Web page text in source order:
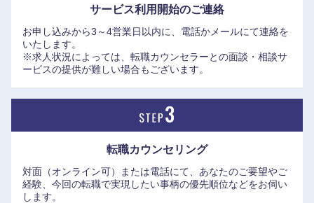
サービス利用開始のご連絡
お申し込みから3～4営業日以内に、電話かメールにて連絡を
いたします。
※求人状況によっては、転職カウンセラーとの面談・相談サ
ービスの提供が難しい場合もございます。
転職カウンセリング
対面（オンライン可）または電話にて、あなたのご要望やご
経験、今回の転職で実現したい事柄の優先順位などをお伺い
します。